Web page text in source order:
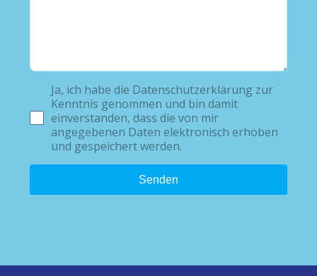
Ja, ich habe die Datenschutzerklärung zur
Kenntnis genommen und bin damit
einverstanden, dass die von mir
angegebenen Daten elektronisch erhoben
und gespeichert werden.
Senden